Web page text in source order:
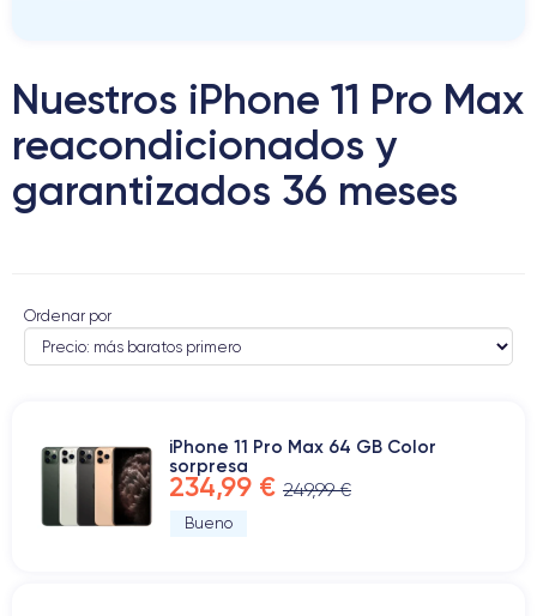
Nuestros iPhone 11 Pro Max
reacondicionados y
garantizados 36 meses
Ordenar por
iPhone 11 Pro Max 64 GB Color
sorpresa
234,99 € 249,99 €
Bueno